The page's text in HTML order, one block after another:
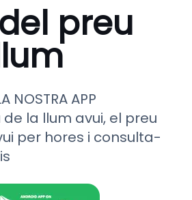
preu
NOSTRA APP
la llum avui, el preu
per hores i consulta-